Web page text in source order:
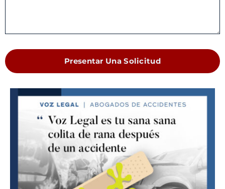
Presentar Una Solicitud